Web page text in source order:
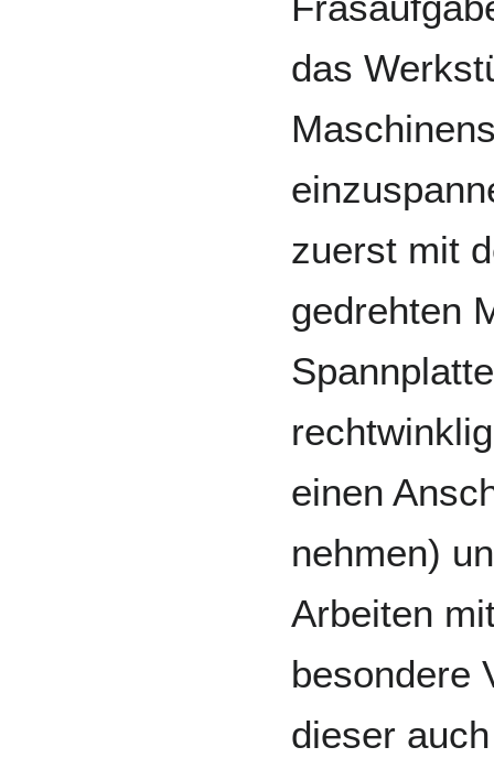
das
zuerst mit
gedrehten
einen
nehmen)
Arbeiten
besondere
dieser